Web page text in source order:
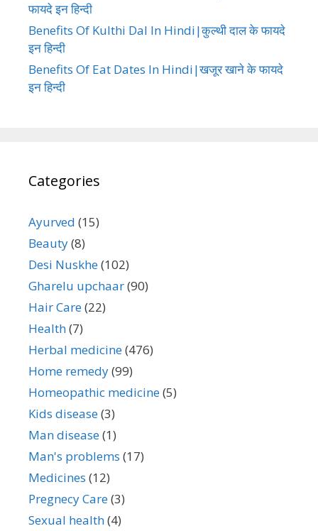
फायदे इन हिन्दी
Benefits Of Kulthi Dal In Hindi|कुल्थी दाल के फायदे
इन हिन्दी
Benefits Of Eat Dates In Hindi|खजूर खाने के फायदे
इन हिन्दी
Categories
Ayurved (15)
Beauty(8)
Desi Nuskhe(102)
Gharelu upchaar(90)
Hair Care(22)
Health(7)
Herbal medicine(476)
Home remedy(99)
Homeopathic medicine(5)
Kids disease(3)
Man disease(1)
Man's problems (17)
Medicines (12)
Pregnecy Care(3)
Sexual health(4)